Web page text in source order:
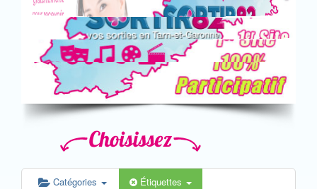
Catégories Étiquettes